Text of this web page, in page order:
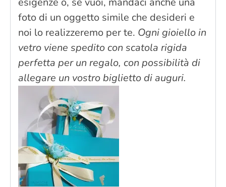
foto di un oggetto simile che desideri e
noi lo realizzeremo per te. Ogni gioiello in
vetro viene spedito con scatola rigida
perfetta per un regalo, con possibilità di
allegare un vostro biglietto di auguri.